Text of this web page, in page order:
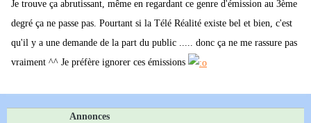
Je trouve ça abrutissant, même en regardant ce genre d'émission au 3ème
degré ça ne passe pas. Pourtant si la Télé Réalité existe bel et bien, c'est
qu'il y a une demande de la part du public ..... donc ça ne me rassure pas
vraiment ^^ Je préfère ignorer ces émissions
Annonces